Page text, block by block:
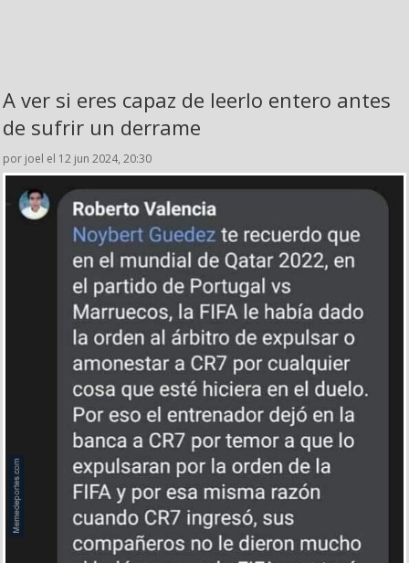
A ver si eres capaz de leerlo entero antes
de sufrir un derrame
por joel el 12 jun 2024, 20:30